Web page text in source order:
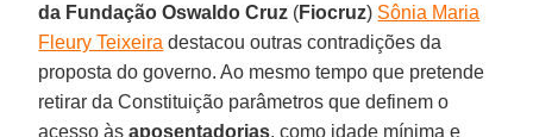
da Fundação Oswaldo Cruz (Fiocruz) Sônia Maria
Fleury Teixeira destacou outras contradições da
proposta do governo. Ao mesmo tempo que pretende
retirar da Constituição parâmetros que definem o
acesso àsaposentadorias, como idade mínima e